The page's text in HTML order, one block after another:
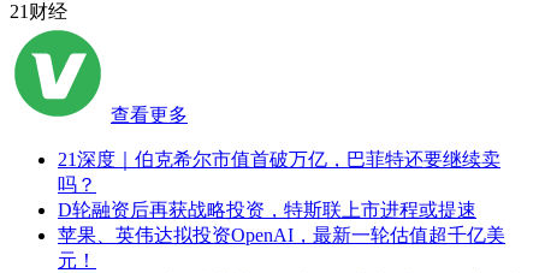
21财经
查看更多
21深度｜伯克希尔市值首破万亿，巴菲特还要继续卖
吗？
D轮融资后再获战略投资，特斯联上市进程或提速
苹果、英伟达拟投资OpenAI，最新一轮估值超千亿美
元！